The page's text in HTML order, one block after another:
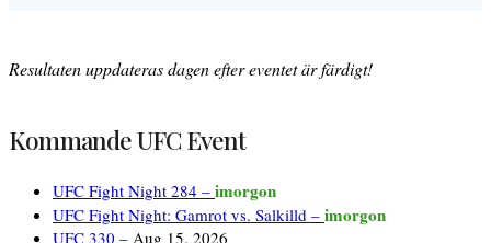
Resultaten uppdateras dagen efter eventet är färdigt!
Kommande UFC Event
UFC Fight Night 284 – imorgon
UFC Fight Night: Gamrot vs. Salkilld – imorgon
UFC 330 – Aug 15, 2026